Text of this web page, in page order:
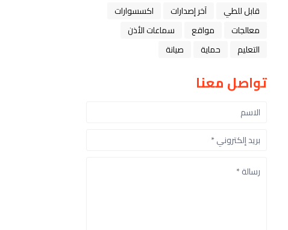
قابل للطي
آخر إصدارات
اكسسوارات
معالجات
مواقع
سماعات الأذن
التعليم
حماية صيانة
تواصل معنا